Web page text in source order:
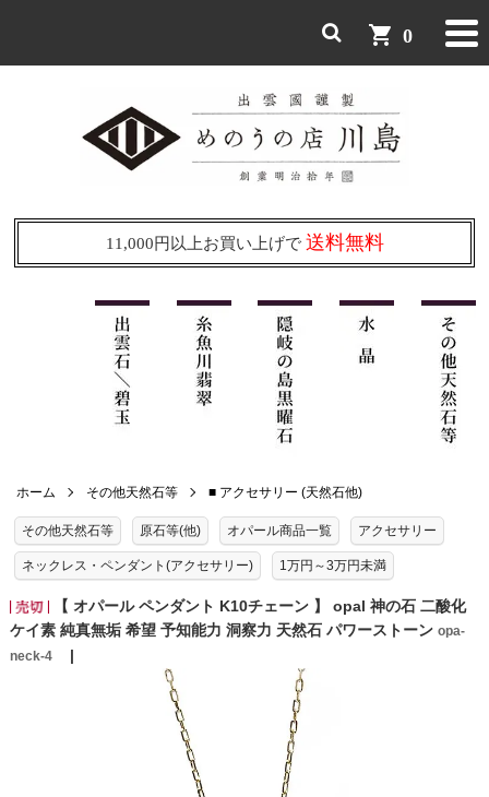
shopping_cart 0
11,000円以上お買い上げで 送料無料
ホーム その他天然石等 ■ アクセサリー (天然石他)
その他天然石等 原石等(他) オパール商品一覧 アクセサリー
ネックレス・ペンダント(アクセサリー) 1万円～3万円未満
【 オパール ペンダント K10チェーン 】 opal 神の石 二酸化
ケイ素 純真無垢 希望 予知能力 洞察力 天然石 パワーストーン opa-
neck-4